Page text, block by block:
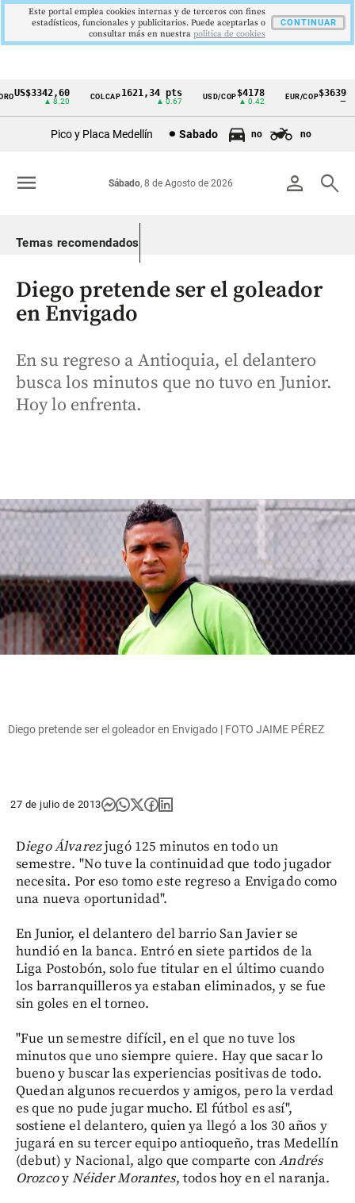
Cintillo
Colombia
US$3342,60
▲ 8.20
COLCAP1621,34 pts
▲ 0.67
USD/COP$4178
▲ 0.42
EUR/COP$3639
Pico y Placa Medellín Sabado no no
person search
Sábado, 8 de Agosto de 2026
menu
Temas recomendados
Diego pretende ser el goleador
en Envigado
En su regreso a Antioquia, el delantero
busca los minutos que no tuvo en Junior.
Hoy lo enfrenta.
Diego pretende ser el goleador en Envigado | FOTO JAIME PÉREZ
27 de julio de 2013
Diego Álvarezjugó 125 minutos en todo un
semestre. "No tuve la continuidad que todo jugador
necesita. Por eso tomo este regreso a Envigado como
una nueva oportunidad".
En Junior, el delantero del barrio San Javier se
hundió en la banca. Entró en siete partidos de la
Liga Postobón, solo fue titular en el último cuando
los barranquilleros ya estaban eliminados, y se fue
sin goles en el torneo.
"Fue un semestre difícil, en el que no tuve los
minutos que uno siempre quiere. Hay que sacar lo
bueno y buscar las experiencias positivas de todo.
Quedan algunos recuerdos y amigos, pero la verdad
es que no pude jugar mucho. El fútbol es así",
sostiene el delantero, quien ya llegó a los 30 años y
jugará en su tercer equipo antioqueño, tras Medellín
(debut) y Nacional, algo que comparte conAndrés
OrozcoyNéider Morantes, todos hoy en el naranja.
Este portal emplea cookies internas y de terceros con fines
estadísticos, funcionales y publicitarios. Puede aceptarlas o
consultar más en nuestra politica de cookies
CONTINUAR